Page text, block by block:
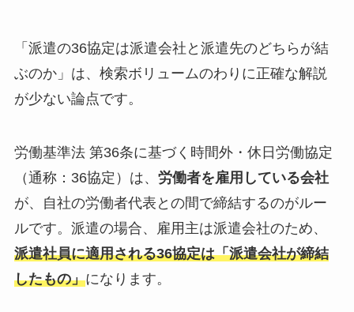
「派遣の36協定は派遣会社と派遣先のどちらが結
ぶのか」は、検索ボリュームのわりに正確な解説
が少ない論点です。
労働基準法 第36条に基づく時間外・休日労働協定
（通称：36協定）は、 労働者を雇用している会社
が、自社の労働者代表との間で締結するのがルー
ルです。派遣の場合、雇用主は派遣会社のため、
派遣社員に適用される36協定は「派遣会社が締結
したもの」になります。